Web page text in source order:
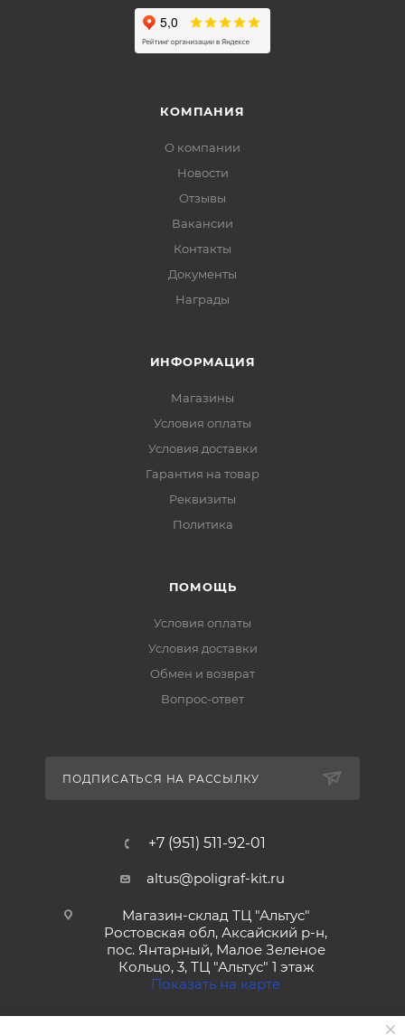
КОМПАНИЯ
О компании
Новости
Отзывы
Вакансии
Контакты
Документы
Награды
ИНФОРМАЦИЯ
Магазины
Условия оплаты
Условия доставки
Гарантия на товар
Реквизиты
Политика
ПОМОЩЬ
Условия оплаты
Условия доставки
Обмен и возврат
Вопрос-ответ
ПОДПИСАТЬСЯ НА РАССЫЛКУ
+7 (951) 511-92-01
altus@poligraf-kit.ru
Магазин-склад ТЦ "Альтус"
Ростовская обл, Аксайский р-н,
пос. Янтарный, Малое Зеленое
Кольцо, 3, ТЦ "Альтус" 1 этаж
Показать на карте